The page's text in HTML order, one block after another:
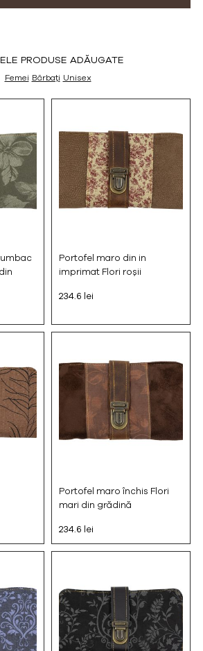
PRODUSE ADĂUGATE
Femei Bărbați Unisex
Portofel maro din in
imprimat Flori roșii
234.6 lei
Portofel maro închis Flori
mari din grădină
234.6 lei